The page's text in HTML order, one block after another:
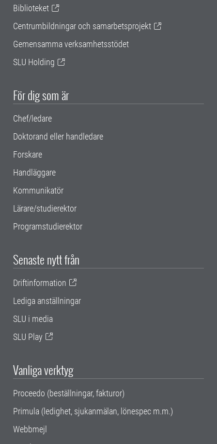
Biblioteket
Centrumbildningar och samarbetsprojekt
Gemensamma verksamhetsstödet
SLU Holding
För dig som är
Chef/ledare
Doktorand eller handledare
Forskare
Handläggare
Kommunikatör
Lärare/studierektor
Programstudierektor
Senaste nytt från
Driftinformation
Lediga anställningar
SLU i media
SLU Play
Vanliga verktyg
Proceedo (beställningar, fakturor)
Primula (ledighet, sjukanmälan, lönespec m.m.)
Webbmejl